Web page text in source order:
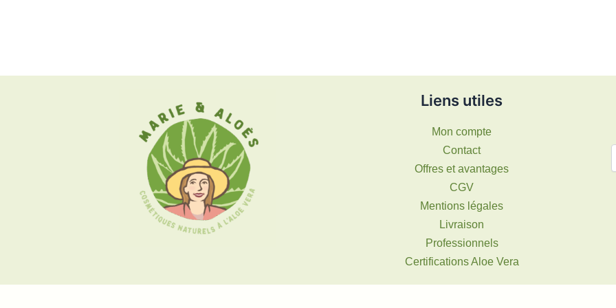
Liens utiles
Mon compte
Contact
Offres et avantages
CGV
Mentions légales
Livraison
Professionnels
Certifications Aloe Vera